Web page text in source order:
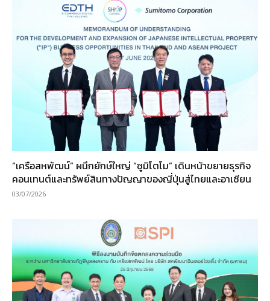
“เครือสหพัฒน์” ผนึกยักษ์ใหญ่ “ซูมิโตโม” เดินหน้าขยายธุรกิจ
คอนเทนต์และทรัพย์สินทางปัญญาของญี่ปุ่นสู่ไทยและอาเซียน
03/07/2026